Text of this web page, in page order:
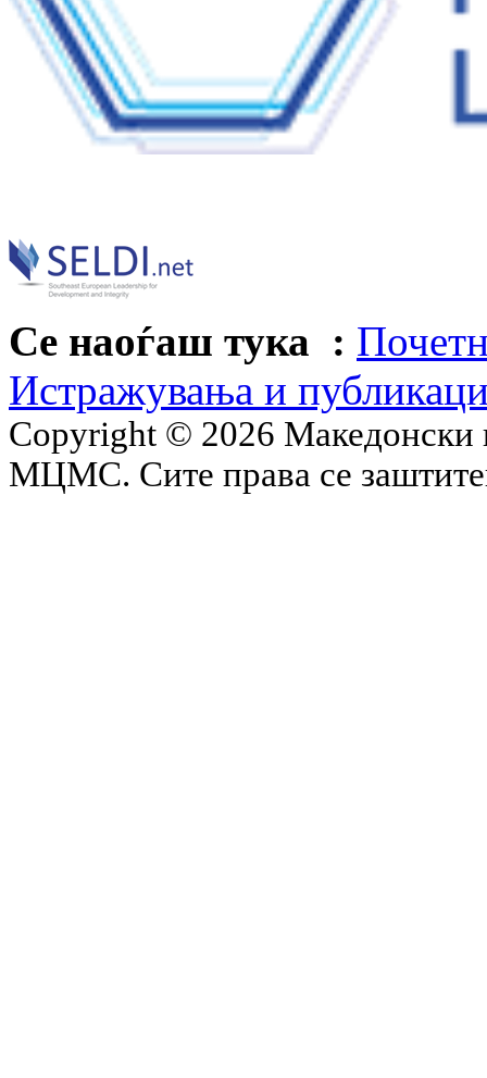
Се наоѓаш тука :
Истражувања и
Copyright © 2026 Македонски
МЦМС. Сите права се